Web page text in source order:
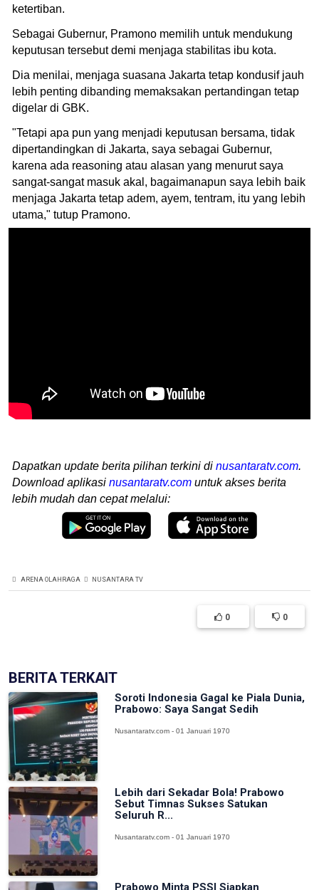
ketertiban.
Sebagai Gubernur, Pramono memilih untuk mendukung
keputusan tersebut demi menjaga stabilitas ibu kota.
Dia menilai, menjaga suasana Jakarta tetap kondusif jauh
lebih penting dibanding memaksakan pertandingan tetap
digelar di GBK.
"Tetapi apa pun yang menjadi keputusan bersama, tidak
dipertandingkan di Jakarta, saya sebagai Gubernur,
karena ada reasoning atau alasan yang menurut saya
sangat-sangat masuk akal, bagaimanapun saya lebih baik
menjaga Jakarta tetap adem, ayem, tentram, itu yang lebih
utama," tutup Pramono.
Dapatkan update berita pilihan terkini di nusantaratv.com.
Download aplikasi nusantaratv.com untuk akses berita
lebih mudah dan cepat melalui:
ARENA OLAHRAGA NUSANTARA TV
0 0
BERITA TERKAIT
Soroti Indonesia Gagal ke Piala Dunia,
Prabowo: Saya Sangat Sedih
Nusantaratv.com - 01 Januari 1970
Lebih dari Sekadar Bola! Prabowo
Sebut Timnas Sukses Satukan
Seluruh R...
Nusantaratv.com - 01 Januari 1970
Prabowo Minta PSSI Siapkan